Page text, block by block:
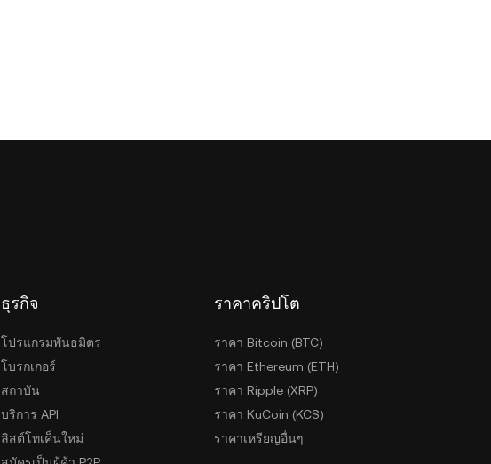
ธุรกิจ
โปรแกรมพันธมิตร
โบรกเกอร์
สถาบัน
บริการ API
ลิสต์โทเค็นใหม่
ราคาคริปโต
ราคา Bitcoin (BTC)
ราคา Ethereum (ETH)
ราคา Ripple (XRP)
ราคา KuCoin (KCS)
ราคาเหรียญอื่นๆ